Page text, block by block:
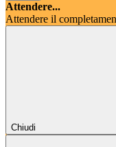
Attendere...
Attendere il
Chiudi